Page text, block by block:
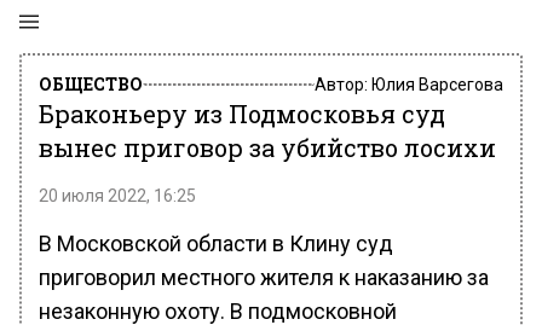
ОБЩЕСТВО Автор: Юлия Варсегова
Браконьеру из Подмосковья суд
вынес приговор за убийство лосихи
20 июля 2022, 16:25
В Московской области в Клину суд
приговорил местного жителя к наказанию за
незаконную охоту. В подмосковной